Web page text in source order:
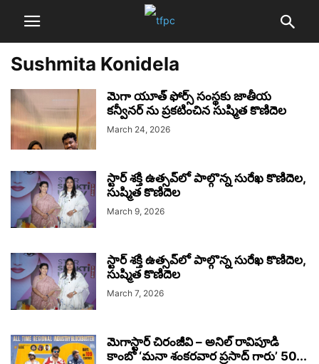
Sushmita Konidela
మెగా యూత్ ఫోర్స్ సంస్థకు జాతీయ
కన్వీనర్ ను ప్రకటించిన సుష్మిత కొణిదెల
March 24, 2026
స్టార్ శక్తి ఉత్సవ్‌లో పాల్గొన్న సురేఖ కొణిదెల,
సుష్మిత కొణిదెల
March 9, 2026
స్టార్ శక్తి ఉత్సవ్‌లో పాల్గొన్న సురేఖ కొణిదెల,
సుష్మిత కొణిదెల
March 7, 2026
మెగాస్టార్ చిరంజీవి – అనిల్ రావిపూడి
కాంబో ‘మనా శంకరవార ప్రసాద్ గారు’ 50...